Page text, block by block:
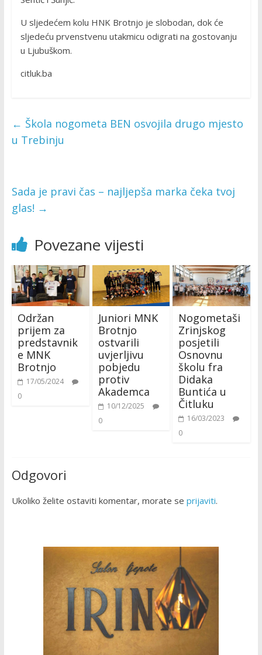
U sljedećem kolu HNK Brotnjo je slobodan, dok će
sljedeću prvenstvenu utakmicu odigrati na gostovanju
u Ljubuškom.
citluk.ba
← Škola nogometa BEN osvojila drugo mjesto
u Trebinju
Sada je pravi čas – najljepša marka čeka tvoj
glas! →
Povezane vijesti
Održan
prijem za
predstavnik
e MNK
Brotnjo
17/05/2024
0
Juniori MNK
Brotnjo
ostvarili
uvjerljivu
pobjedu
protiv
Akademca
10/12/2025
0
Nogometaši
Zrinjskog
posjetili
Osnovnu
školu fra
Didaka
Buntića u
Čitluku
16/03/2023
0
Odgovori
Ukoliko želite ostaviti komentar, morate se prijaviti.